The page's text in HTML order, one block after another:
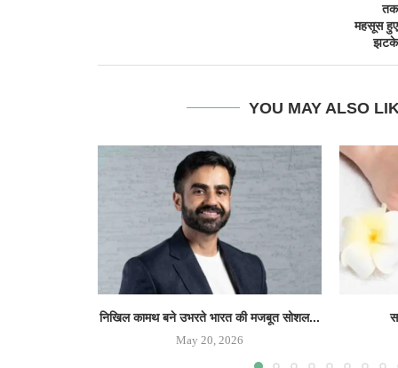
तक
महसूस हुए
झटके
YOU MAY ALSO
निखिल कामथ बने उभरते भारत की मजबूत सोशल...
May 20, 2026